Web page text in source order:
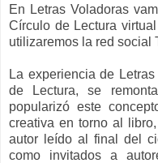
En Letras Voladoras
Círculo de Lectura
utilizaremos la red social
La experiencia de
de Lectura, se
popularizó este
creativa en torno al
autor leído al final del
como invitados a